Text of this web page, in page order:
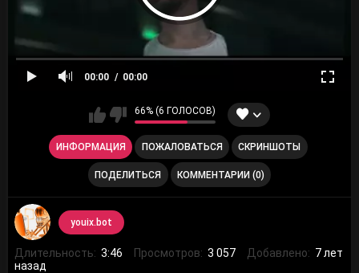
00:00 00:00
66% (6 ГОЛОСОВ)
ИНФОРМАЦИЯ ПОЖАЛОВАТЬСЯ СКРИНШОТЫ
ПОДЕЛИТЬСЯ КОММЕНТАРИИ (0)
youix.bot
Длительность: 3:46 Просмотров: 3 057 Добавлено: 7 лет
назад